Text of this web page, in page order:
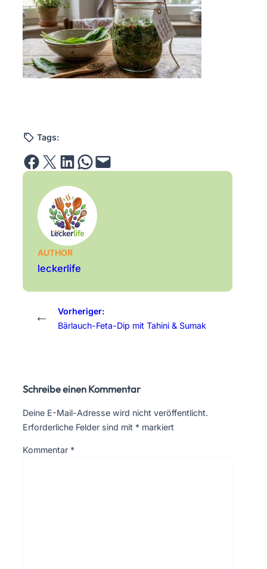
Tags:
Share on Facebook Email this Page Share on LinkedIn Share on WhatsApp Email this Page
AUTHOR
leckerlife
←
Vorheriger:
Bärlauch-Feta-Dip mit Tahini & Sumak
Schreibe einen Kommentar
Deine E-Mail-Adresse wird nicht veröffentlicht.
Erforderliche Felder sind mit * markiert
Kommentar *